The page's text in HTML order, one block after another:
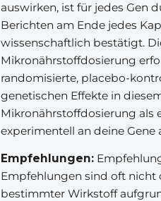
auswirken, ist für jedes Gen
Berichten am Ende jedes
wissenschaftlich bestätigt.
Mikronährstoffdosierung
randomisierte, placebo-
genetischen Effekte in
Mikronährstoffdosierung als
experimentell an deine Gene
Empfehlungen:
Empfehlungen sind oft nicht
bestimmter Wirkstoff